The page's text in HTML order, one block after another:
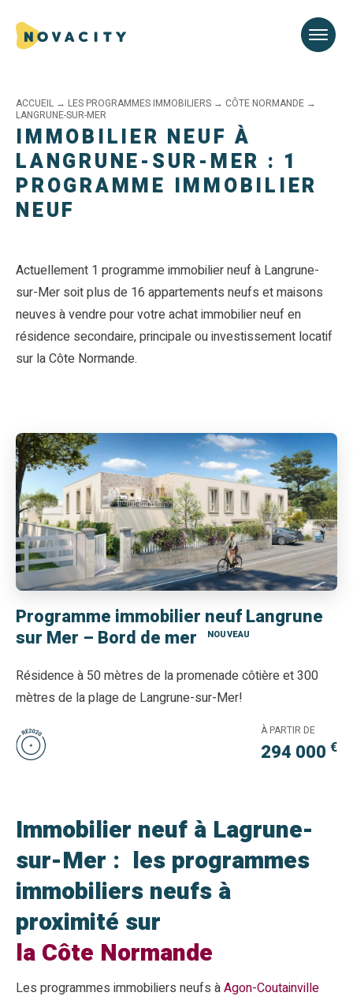
ACCUEIL → LES PROGRAMMES IMMOBILIERS → CÔTE NORMANDE →
LANGRUNE-SUR-MER
IMMOBILIER NEUF À
LANGRUNE-SUR-MER : 1
PROGRAMME IMMOBILIER
NEUF
Actuellement 1 programme immobilier neuf à Langrune-
sur-Mer soit plus de 16 appartements neufs et maisons
neuves à vendre pour votre achat immobilier neuf en
résidence secondaire, principale ou investissement locatif
sur la Côte Normande.
Programme immobilier neuf Langrune
sur Mer – Bord de mer
NOUVEAU
Résidence à 50 mètres de la promenade côtière et 300
mètres de la plage de Langrune-sur-Mer!
À PARTIR DE
294 000 €
Immobilier neuf à Lagrune-
sur-Mer : les programmes
immobiliers neufs à
proximité sur
la Côte Normande
Les programmes immobiliers neufs àAgon-Coutainville